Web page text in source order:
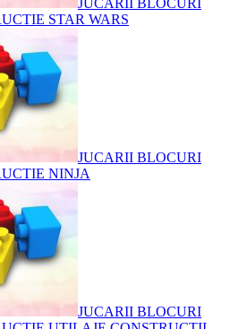
JUCARII BLOCURI
STAR WARS
JUCARII BLOCURI
NINJA
JUCARII BLOCURI